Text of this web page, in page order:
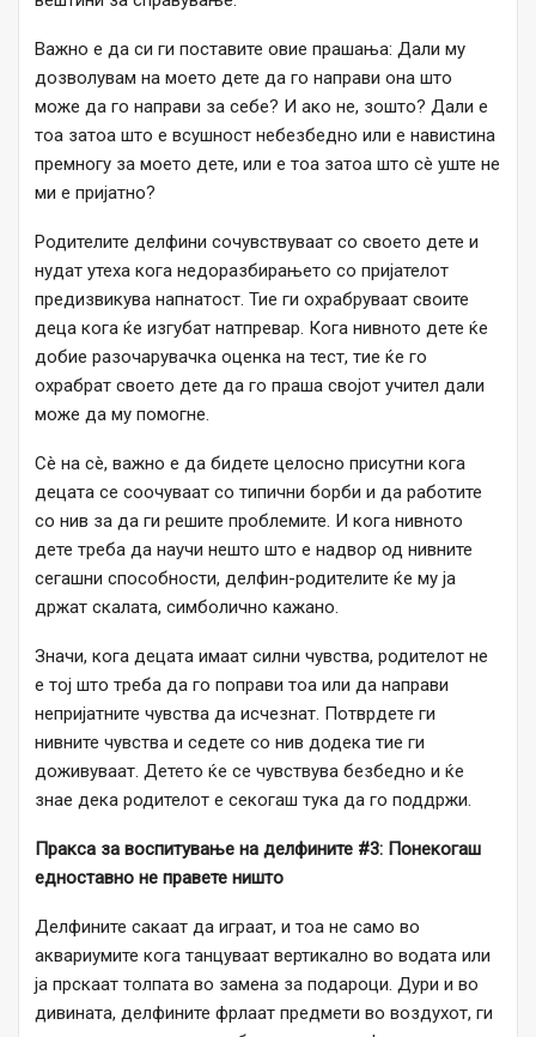
Важно е да си ги поставите овие прашања: Дали му
дозволувам на моето дете да го направи она што
може да го направи за себе? И ако не, зошто? Дали е
тоа затоа што е всушност небезбедно или е навистина
премногу за моето дете, или е тоа затоа што сè уште не
ми е пријатно?
Родителите делфини сочувствуваат со своето дете и
нудат утеха кога недоразбирањето со пријателот
предизвикува напнатост. Тие ги охрабруваат своите
деца кога ќе изгубат натпревар. Кога нивното дете ќе
добие разочарувачка оценка на тест, тие ќе го
охрабрат своето дете да го праша својот учител дали
може да му помогне.
Сè на сè, важно е да бидете целосно присутни кога
децата се соочуваат со типични борби и да работите
со нив за да ги решите проблемите. И кога нивното
дете треба да научи нешто што е надвор од нивните
сегашни способности, делфин-родителите ќе му ја
држат скалата, симболично кажано.
Значи, кога децата имаат силни чувства, родителот не
е тој што треба да го поправи тоа или да направи
непријатните чувства да исчезнат. Потврдете ги
нивните чувства и седете со нив додека тие ги
доживуваат. Детето ќе се чувствува безбедно и ќе
знае дека родителот е секогаш тука да го поддржи.
Пракса за воспитување на делфините #3: Понекогаш
едноставно не правете ништо
Делфините сакаат да играат, и тоа не само во
аквариумите кога танцуваат вертикално во водата или
ја прскаат толпата во замена за подароци. Дури и во
дивината, делфините фрлаат предмети во воздухот, ги